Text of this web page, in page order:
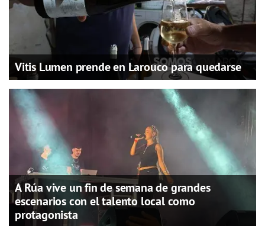
Vitis Lumen prende en Larouco para quedarse
A Rúa vive un fin de semana de grandes
escenarios con el talento local como
protagonista